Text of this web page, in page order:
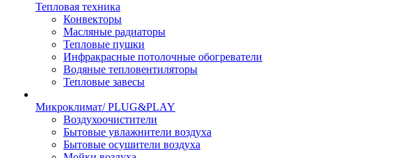
Тепловая техника
Конвекторы
Масляные радиаторы
Тепловые пушки
Инфракрасные потолочные обогреватели
Водяные тепловентиляторы
Тепловые завесы
Микроклимат/ PLUG&PLAY
Воздухоочистители
Бытовые увлажнители воздуха
Бытовые осушители воздуха